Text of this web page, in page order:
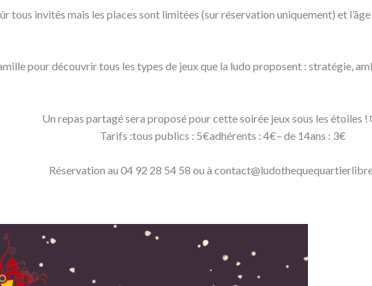
tous invités mais les places sont limitées (sur réservation uniquement) et l’âge
pour découvrir tous les types de jeux que la ludo proposent : stratégie,
Un repas partagé sera proposé pour cette soirée jeux sous les étoiles !
Tarifs :tous publics : 5€adhérents : 4€– de 14ans : 3€
Réservation au 04 92 28 54 58 ou à